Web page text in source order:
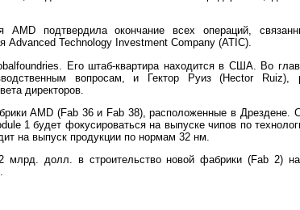
подтвердила окончание всех операций,
Advanced Technology Investment Company (ATIC).
Его штаб-квартира находится в США. Во
вопросам, и Гектор Руиз (Hector
директоров.
AMD (Fab 36 и Fab 38), расположенные в Дрездене.
1 будет фокусироваться на выпуске чипов по
на выпуск продукции по нормам 32 нм.
млрд. долл. в строительство новой фабрики (Fab 2)